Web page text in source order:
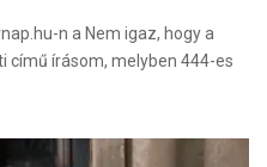
n a Nem igaz, hogy a
írásom, melyben 444-es